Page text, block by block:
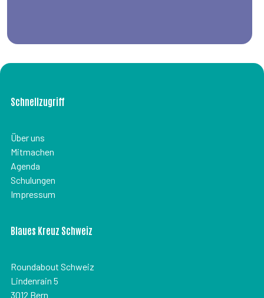
Schnellzugriff
Über uns
Mitmachen
Agenda
Schulungen
Impressum
Blaues Kreuz Schweiz
Roundabout Schweiz
Lindenrain 5
3012 Bern